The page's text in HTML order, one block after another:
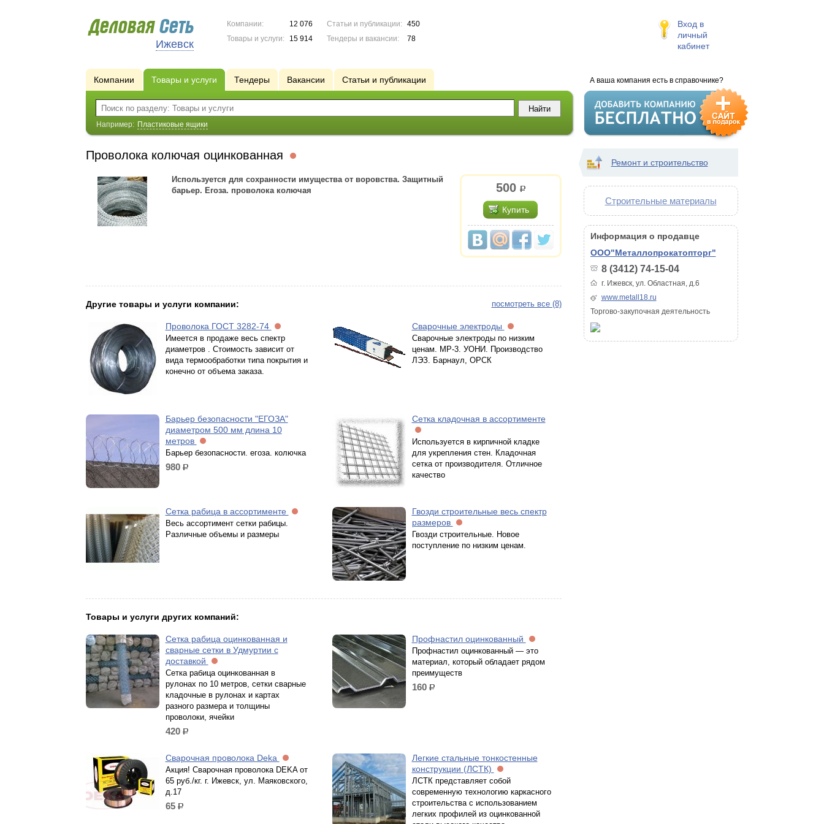
Ижевск
Компании:
12 076
Товары и услуги:
15 914
Статьи и публикации:
450
Тендеры и вакансии:
78
Вход в
личный
кабинет
А ваша компания есть в справочнике?
Компании Товары и услуги Тендеры Вакансии Статьи и публикации
Например: Пластиковые ящики
Проволока колючая оцинкованная
500 р.
Купить
Используется для сохранности имущества от воровства. Защитный
барьер. Егоза. проволока колючая
посмотреть все (8)
Другие товары и услуги компании:
Проволока ГОСТ 3282-74
Имеется в продаже весь спектр
диаметров . Стоимость зависит от
вида термообработки типа покрытия и
конечно от объема заказа.
Сварочные электроды
Сварочные электроды по низким
ценам. МР-3. УОНИ. Производство
ЛЭЗ. Барнаул, ОРСК
Барьер безопасности "ЕГОЗА"
диаметром 500 мм длина 10
метров
Барьер безопасности. егоза. колючка
980 р.
Сетка кладочная в ассортименте
Используется в кирпичной кладке
для укрепления стен. Кладочная
сетка от производителя. Отличное
качество
Сетка рабица в ассортименте
Весь ассортимент сетки рабицы.
Различные объемы и размеры
Гвозди строительные весь спектр
размеров
Гвозди строительные. Новое
поступление по низким ценам.
Товары и услуги других компаний:
Сетка рабица оцинкованная и
сварные сетки в Удмуртии с
доставкой
Сетка рабица оцинкованная в
рулонах по 10 метров, сетки сварные
кладочные в рулонах и картах
разного размера и толщины
проволоки, ячейки
420 р.
Профнастил оцинкованный
Профнастил оцинкованный — это
материал, который обладает рядом
преимуществ
160 р.
Сварочная проволока Deka
Акция! Сварочная проволока DEKA от
65 руб./кг. г. Ижевск, ул. Маяковского,
д.17
65 р.
Легкие стальные тонкостенные
конструкции (ЛСТК)
ЛСТК представляет собой
современную технологию каркасного
строительства с использованием
легких профилей из оцинкованной
Ремонт и строительство
Строительные материалы
Информация о продавце
ООО"Металлопрокатопторг"
8 (3412) 74-15-04
г. Ижевск, ул. Областная, д.6
www.metall18.ru
Торгово-закупочная деятельность